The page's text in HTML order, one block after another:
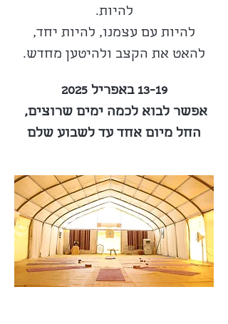
להיות.
להיות עם עצמנו, להיות יחד,
להאט את הקצב ולהיטען מחדש.
13-19 באפריל 2025
אפשר לבוא לכמה ימים שרוצים,
החל מיום אחד עד לשבוע שלם